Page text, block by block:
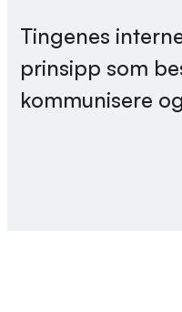
Tingenes
prinsipp som
kommunisere